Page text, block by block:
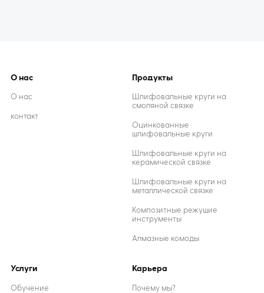
О нас
О нас
контакт
Продукты
Шлифовальные круги на
смоляной связке
Оцинкованные
шлифовальные круги
Шлифовальные круги на
керамической связке
Шлифовальные круги на
металлической связке
Композитные режущие
инструменты
Алмазные комоды
Услуги
Обучение
Карьера
Почему мы?